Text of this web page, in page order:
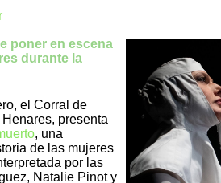
poner en escena
durante la
el Corral de
presenta
, una
de las mujeres
por las
Natalie Pinot y